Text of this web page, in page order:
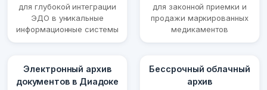
для глубокой интеграции
ЭДО в уникальные
информационные системы
для законной приемки и
продажи маркированных
медикаментов
Электронный архив
документов в Диадоке
Бессрочный облачный
архив